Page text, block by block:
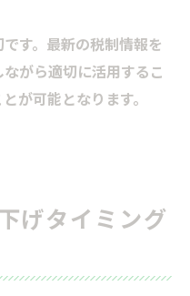
す。最新の税制情報を
がら適切に活用するこ
が可能となります。
げタイミング